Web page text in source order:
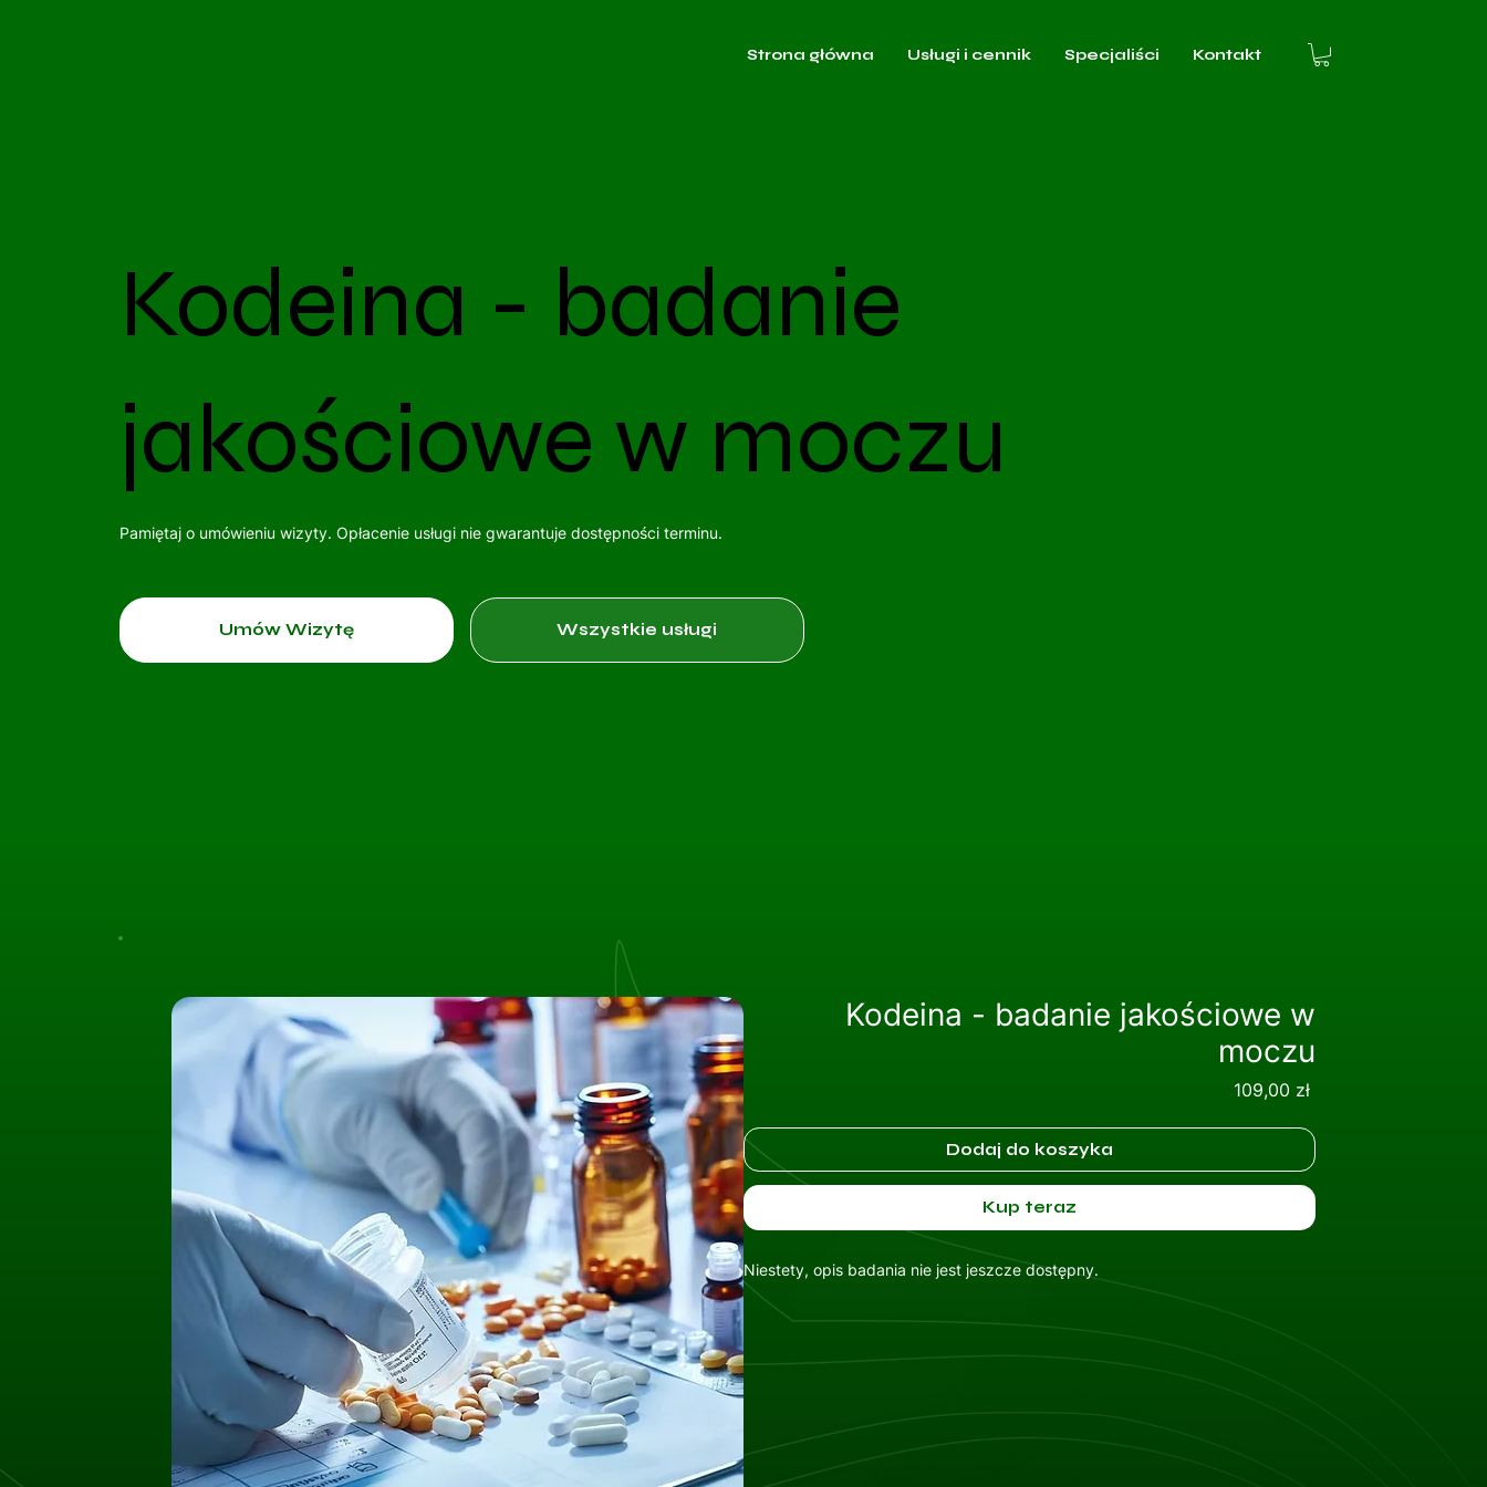
Strona główna Usługi i cennik Specjaliści Kontakt
Kodeina - badanie
jakościowe w moczu
Pamiętaj o umówieniu wizyty. Opłacenie usługi nie gwarantuje dostępności terminu.
Umów Wizytę Wszystkie usługi
Kodeina - badanie jakościowe w
moczu
109,00 złCena
Dodaj do koszyka
Kup teraz
Niestety, opis badania nie jest jeszcze dostępny.